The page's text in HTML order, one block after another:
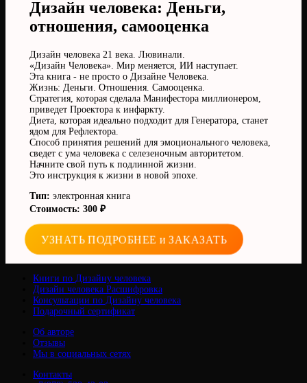
Дизайн человека: Деньги,
отношения, самооценка
Дизайн человека 21 века. Лювинали.
«Дизайн Человека». Мир меняется, ИИ наступает.
Эта книга - не просто о Дизайне Человека.
Жизнь: Деньги. Отношения. Самооценка.
Стратегия, которая сделала Манифестора миллионером,
приведет Проектора к инфаркту.
Диета, которая идеально подходит для Генератора, станет
ядом для Рефлектора.
Способ принятия решений для эмоционального человека,
сведет с ума человека с селезеночным авторитетом.
Начните свой путь к подлинной жизни.
Это инструкция к жизни в новой эпохе.
Тип: электронная книга
Стоимость: 300 ₽
УЗНАТЬ ПОДРОБНЕЕ и ЗАКАЗАТЬ
Книги по Дизайну человека
Дизайн человека Расшифровка
Консультации по Дизайну человека
Подарочный сертификат
Об авторе
Отзывы
Мы в социальных сетях
Контакты